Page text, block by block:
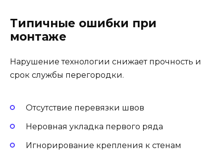
Типичные ошибки при
монтаже
Нарушение технологии снижает прочность и
срок службы перегородки.
Отсутствие перевязки швов
Неровная укладка первого ряда
Игнорирование крепления к стенам